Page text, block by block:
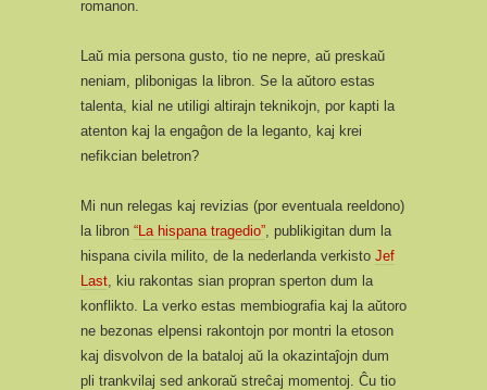
romanon.
Laŭ mia persona gusto, tio ne nepre, aŭ preskaŭ
neniam, plibonigas la libron. Se la aŭtoro estas
talenta, kial ne utiligi altirajn teknikojn, por kapti la
atenton kaj la engaĝon de la leganto, kaj krei
nefikcian beletron?
Mi nun relegas kaj revizias (por eventuala reeldono)
la libron “La hispana tragedio”, publikigitan dum la
hispana civila milito, de la nederlanda verkisto Jef
Last, kiu rakontas sian propran sperton dum la
konflikto. La verko estas membiografia kaj la aŭtoro
ne bezonas elpensi rakontojn por montri la etoson
kaj disvolvon de la bataloj aŭ la okazintaĵojn dum
pli trankvilaj sed ankoraŭ streĉaj momentoj. Ĉu tio